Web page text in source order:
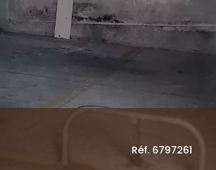
Réf. 6797261